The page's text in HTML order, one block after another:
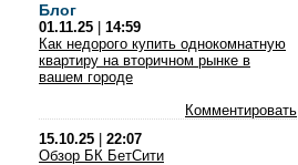
Блог
01.11.25
14:59
Как недорого купить однокомнатную
квартиру на вторичном рынке в
вашем городе
Комментировать
15.10.25
22:07
Обзор БК БетСити